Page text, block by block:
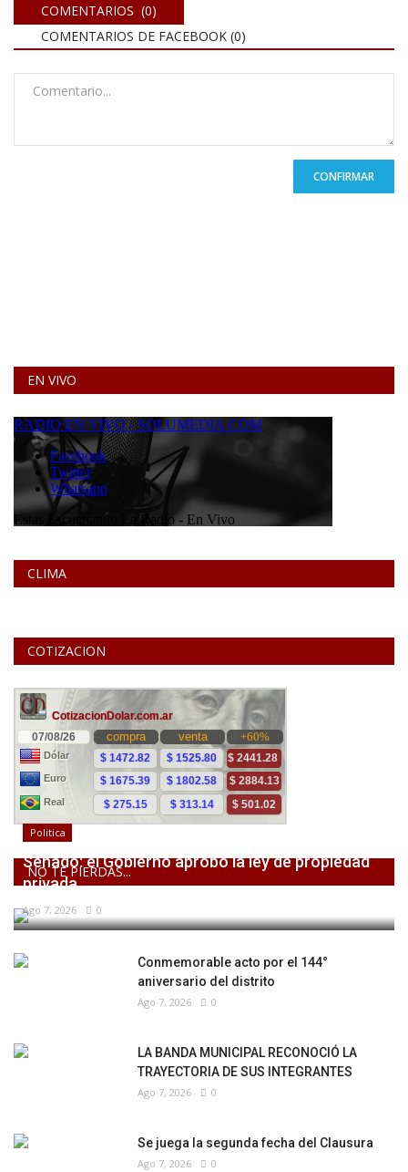
COMENTARIOS (0)
COMENTARIOS DE FACEBOOK (0)
CONFIRMAR
EN VIVO
CLIMA
COTIZACION
NO TE PIERDAS...
Politica
Senado: el Gobierno aprobó la ley de propiedad
privada,...
Ago 7, 2026 0
Conmemorable acto por el 144°
aniversario del distrito
Ago 7, 2026 0
LA BANDA MUNICIPAL RECONOCIÓ LA
TRAYECTORIA DE SUS INTEGRANTES
Ago 7, 2026 0
Se juega la segunda fecha del Clausura
Ago 7, 2026 0